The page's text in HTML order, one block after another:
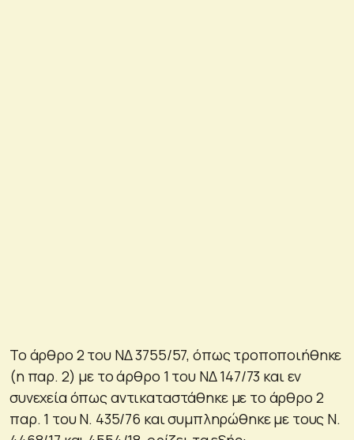
Το άρθρο 2 του ΝΔ 3755/57, όπως τροποποιήθηκε
(η παρ. 2) με το άρθρο 1 του ΝΔ 147/73 και εν
συνεχεία όπως αντικαταστάθηκε με το άρθρο 2
παρ. 1 του Ν. 435/76 και συμπληρώθηκε με τους Ν.